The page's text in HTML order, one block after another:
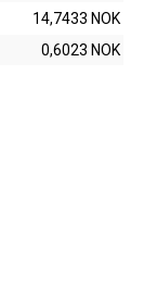
14,7433 NOK
0,6023 NOK